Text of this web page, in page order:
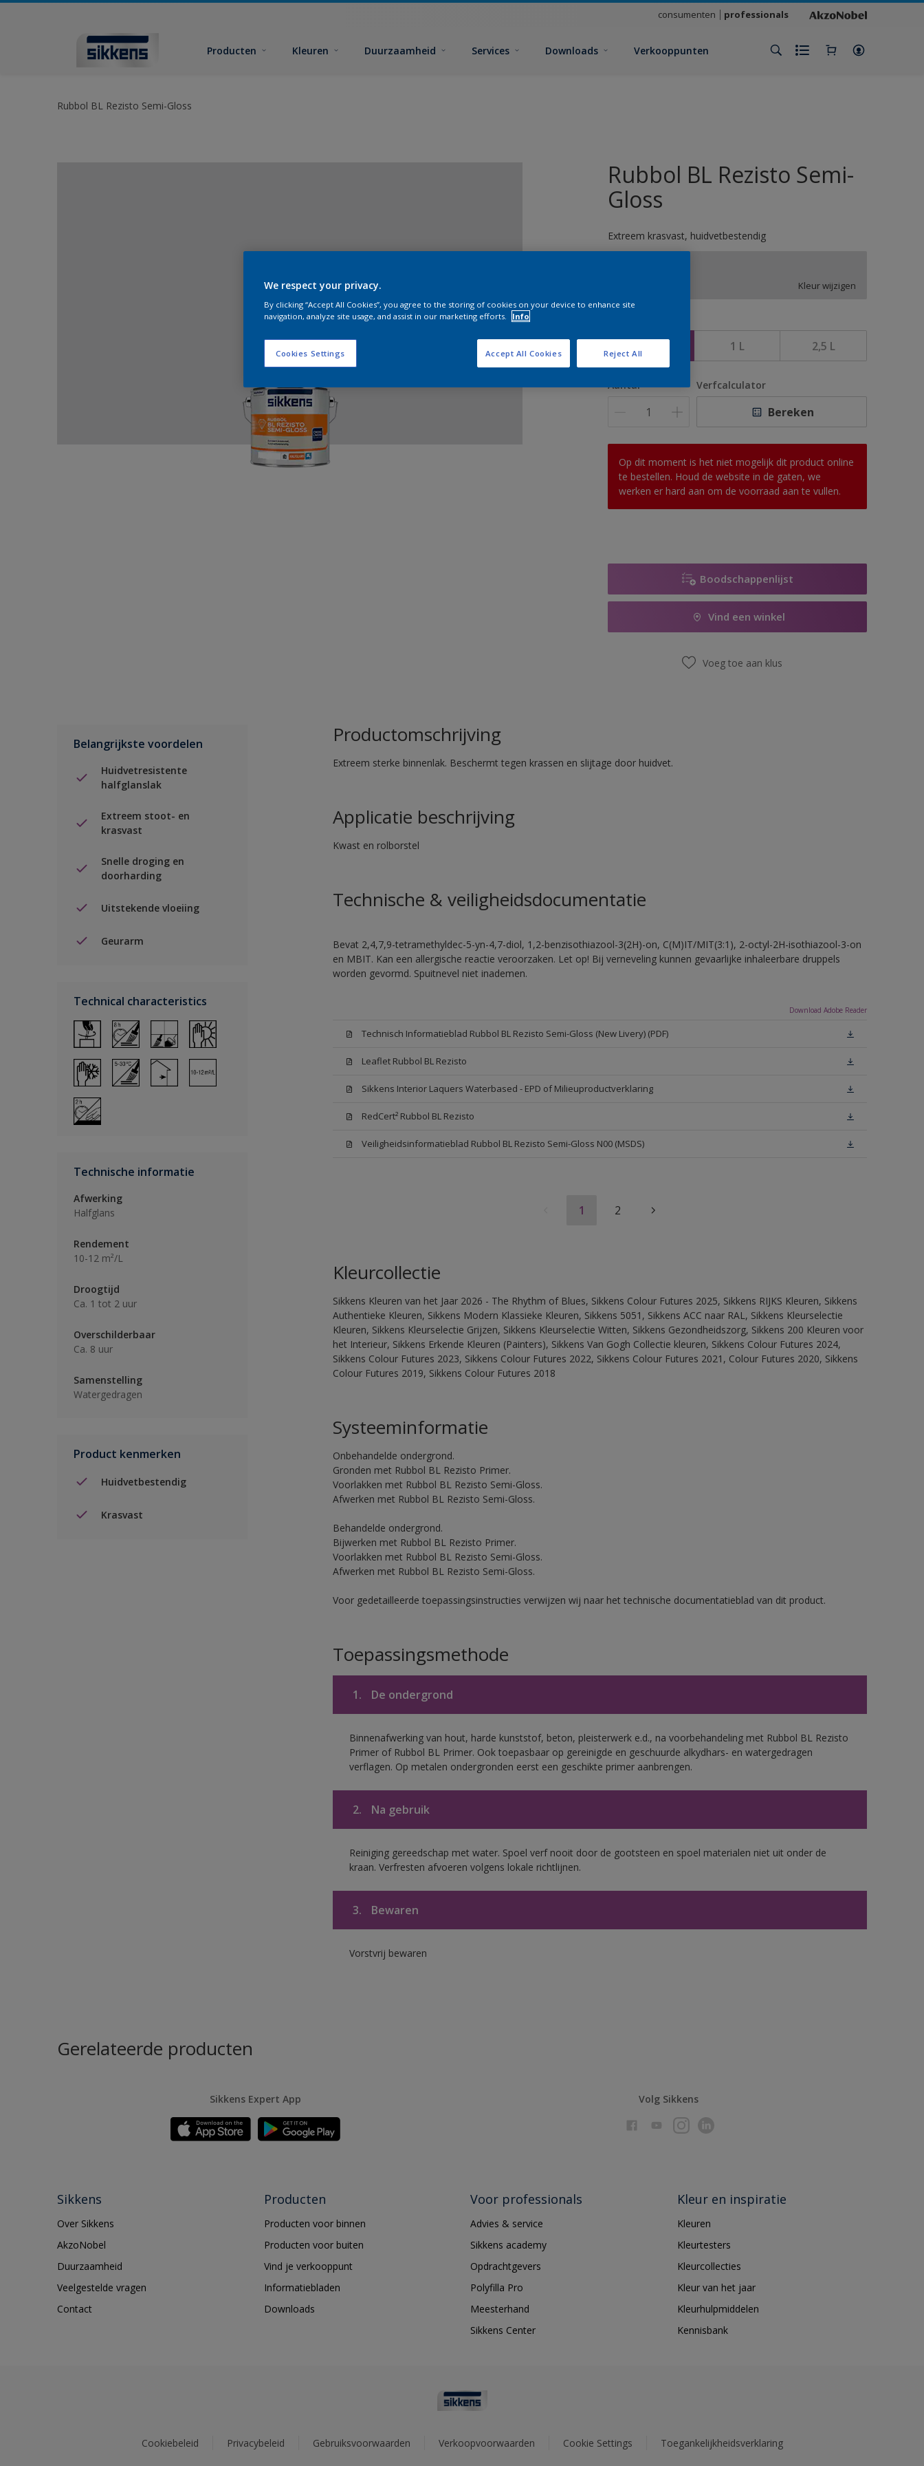
consumenten professionals
Producten Kleuren Duurzaamheid Services Downloads Verkooppunten
Rubbol BL Rezisto Semi-Gloss
Rubbol BL Rezisto Semi-
Gloss
Extreem krasvast, huidvetbestendig
Kleur wijzigen
500 ML 1 L 2,5 L
Aantal Verfcalculator
Bereken
Op dit moment is het niet mogelijk dit product online
te bestellen. Houd de website in de gaten, we
werken er hard aan om de voorraad aan te vullen.
Boodschappenlijst
Vind een winkel
Voeg toe aan klus
Belangrijkste voordelen
Huidvetresistente
halfglanslak
Extreem stoot- en
krasvast
Snelle droging en
doorharding
Uitstekende vloeiing
Geurarm
Technical characteristics
Technische informatie
Afwerking
Halfglans
Rendement
10-12 m²/L
Droogtijd
Ca. 1 tot 2 uur
Overschilderbaar
Ca. 8 uur
Samenstelling
Watergedragen
Product kenmerken
Huidvetbestendig
Krasvast
Productomschrijving
Extreem sterke binnenlak. Beschermt tegen krassen en slijtage door huidvet.
Applicatie beschrijving
Kwast en rolborstel
Technische & veiligheidsdocumentatie
Bevat 2,4,7,9-tetramethyldec-5-yn-4,7-diol, 1,2-benzisothiazool-3(2H)-on, C(M)IT/MIT(3:1), 2-octyl-2H-isothiazool-3-on
en MBIT. Kan een allergische reactie veroorzaken. Let op! Bij verneveling kunnen gevaarlijke inhaleerbare druppels
worden gevormd. Spuitnevel niet inademen.
Download Adobe Reader
Technisch Informatieblad Rubbol BL Rezisto Semi-Gloss (New Livery) (PDF)
Leaflet Rubbol BL Rezisto
Sikkens Interior Laquers Waterbased - EPD of Milieuproductverklaring
RedCert² Rubbol BL Rezisto
Veiligheidsinformatieblad Rubbol BL Rezisto Semi-Gloss N00 (MSDS)
1 2
Kleurcollectie
Sikkens Kleuren van het Jaar 2026 - The Rhythm of Blues, Sikkens Colour Futures 2025, Sikkens RIJKS Kleuren, Sikkens
Authentieke Kleuren, Sikkens Modern Klassieke Kleuren, Sikkens 5051, Sikkens ACC naar RAL, Sikkens Kleurselectie
Kleuren, Sikkens Kleurselectie Grijzen, Sikkens Kleurselectie Witten, Sikkens Gezondheidszorg, Sikkens 200 Kleuren voor
het Interieur, Sikkens Erkende Kleuren (Painters), Sikkens Van Gogh Collectie kleuren, Sikkens Colour Futures 2024,
Sikkens Colour Futures 2023, Sikkens Colour Futures 2022, Sikkens Colour Futures 2021, Colour Futures 2020, Sikkens
Colour Futures 2019, Sikkens Colour Futures 2018
Systeeminformatie
Onbehandelde ondergrond.
Gronden met Rubbol BL Rezisto Primer.
Voorlakken met Rubbol BL Rezisto Semi-Gloss.
Afwerken met Rubbol BL Rezisto Semi-Gloss.
Behandelde ondergrond.
Bijwerken met Rubbol BL Rezisto Primer.
Voorlakken met Rubbol BL Rezisto Semi-Gloss.
Afwerken met Rubbol BL Rezisto Semi-Gloss.
Voor gedetailleerde toepassingsinstructies verwijzen wij naar het technische documentatieblad van dit product.
Toepassingsmethode
1. De ondergrond
Binnenafwerking van hout, harde kunststof, beton, pleisterwerk e.d., na voorbehandeling met Rubbol BL Rezisto
Primer of Rubbol BL Primer. Ook toepasbaar op gereinigde en geschuurde alkydhars- en watergedragen
verflagen. Op metalen ondergronden eerst een geschikte primer aanbrengen.
2. Na gebruik
Reiniging gereedschap met water. Spoel verf nooit door de gootsteen en spoel materialen niet uit onder de
kraan. Verfresten afvoeren volgens lokale richtlijnen.
3. Bewaren
Vorstvrij bewaren
Gerelateerde producten
Sikkens Expert App Volg Sikkens
Sikkens
Over Sikkens
AkzoNobel
Duurzaamheid
Veelgestelde vragen
Contact
Producten
Producten voor binnen
Producten voor buiten
Vind je verkooppunt
Informatiebladen
Downloads
Voor professionals
Advies & service
Sikkens academy
Opdrachtgevers
Polyfilla Pro
Meesterhand
Sikkens Center
Kleur en inspiratie
Kleuren
Kleurtesters
Kleurcollecties
Kleur van het jaar
Kleurhulpmiddelen
Kennisbank
Cookiebeleid Privacybeleid Gebruiksvoorwaarden Verkoopvoorwaarden Cookie Settings Toegankelijkheidsverklaring
We respect your privacy.
By clicking “Accept All Cookies”, you agree to the storing of cookies on your device to enhance site
navigation, analyze site usage, and assist in our marketing efforts.
Info
Cookies Settings Reject All
Accept All Cookies